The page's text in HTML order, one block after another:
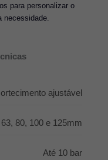
para personalizar o
necessidade.
ajustável
80, 100 e 125mm
Até 10 bar